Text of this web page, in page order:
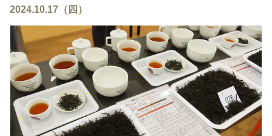
2024.10.17（四）